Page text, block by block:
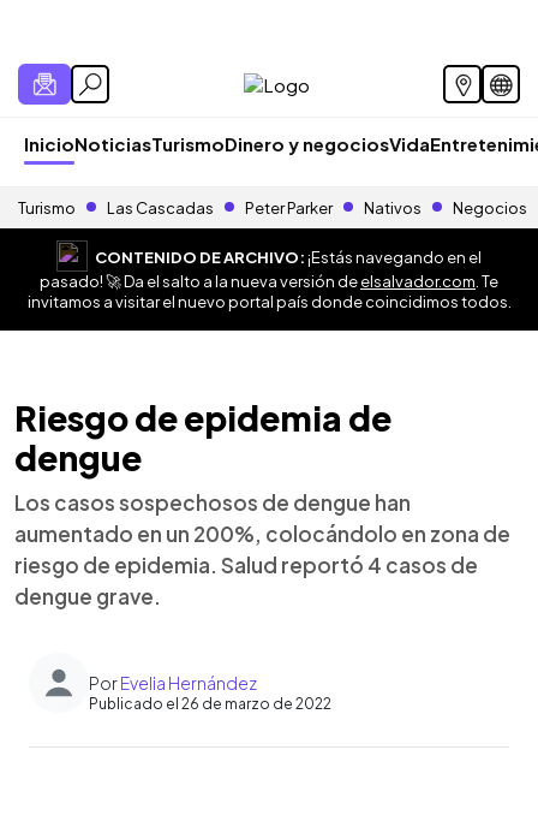
InicioNoticiasTurismoDinero y negociosVida
Turismo Las Cascadas Peter Parker Nativos Negocios
CONTENIDO DE ARCHIVO:¡Estás navegando en el
pasado! 🚀 Da el salto a la nueva versión deelsalvador.com . Te
invitamos a visitar el nuevo portal país donde coincidimos todos.
Riesgo de epidemia de
dengue
Los casos sospechosos de dengue han
aumentado en un 200%, colocándolo en zona de
riesgo de epidemia. Salud reportó 4 casos de
dengue grave.
PorEvelia Hernández
Publicado el 26 de marzo de 2022